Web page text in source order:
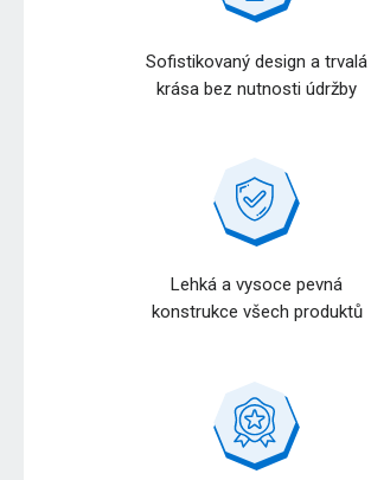
Sofistikovaný design a trvalá
krása bez nutnosti údržby
Lehká a vysoce pevná
konstrukce všech produktů